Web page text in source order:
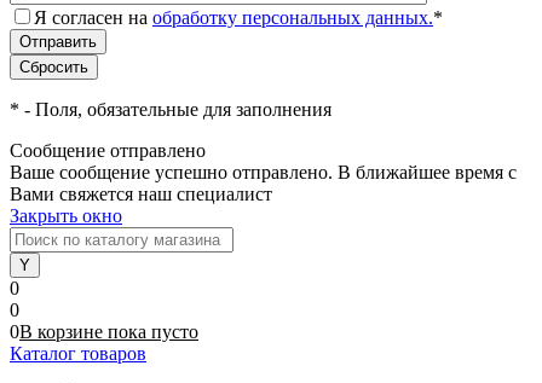
Я согласен на обработку персональных данных.*
* - Поля, обязательные для заполнения
Сообщение отправлено
Ваше сообщение успешно отправлено. В ближайшее время с
Вами свяжется наш специалист
Закрыть окно
0
0
0В корзине пока пусто
Каталог товаров